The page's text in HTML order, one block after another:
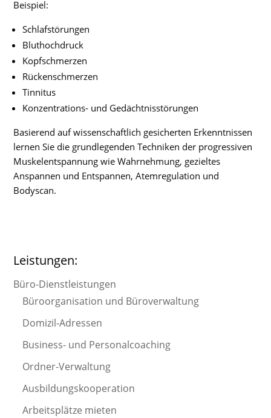
Beispiel:
Schlafstörungen
Bluthochdruck
Kopfschmerzen
Rückenschmerzen
Tinnitus
Konzentrations- und Gedächtnisstörungen
Basierend auf wissenschaftlich gesicherten Erkenntnissen
lernen Sie die grundlegenden Techniken der progressiven
Muskelentspannung wie Wahrnehmung, gezieltes
Anspannen und Entspannen, Atemregulation und
Bodyscan.
Leistungen:
Büro-Dienstleistungen
Büroorganisation und Büroverwaltung
Domizil-Adressen
Business- und Personalcoaching
Ordner-Verwaltung
Ausbildungskooperation
Arbeitsplätze mieten